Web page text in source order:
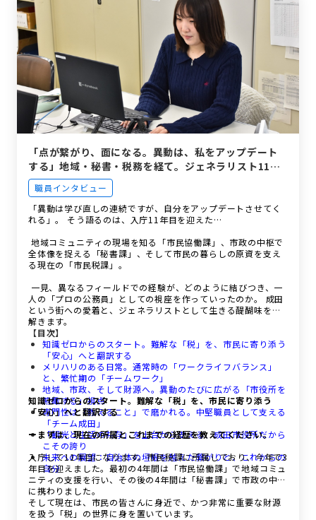
「点が繋がり、面になる。異動は、私をアップデート
する」地域・秘書・税務を経て。ジェネラリスト11年
目の等身大。
職員インタビュー
「異動は学び直しの連続ですが、自分をアップデートさせてく
れる」。 そう語るのは、入庁11年目を迎えた…
地域コミュニティの現場を知る「市民協働課」、市政の中枢で
全体像を捉える「秘書課」、そして市民の暮らしの原資を支え
る現在の「市民税課」。
一見、異なるフィールドでの経験が、どのように結びつき、一
人の「プロの公務員」としての視座を作っていったのか。 成田
という街への愛着と、ジェネラリストとして生きる醍醐味を紐
解きます。
【目次】
知識ゼロからのスタート。難解な「税」を、市民に寄り添う
「安心」へと翻訳する
メリハリのある日常。通常時の「ワークライフバランス」
と、繁忙期の「チームワーク」
地域、市政、そして財源へ。異動のたびに広がる「市役所を
俯瞰する」視点
専門性は「教えること」で磨かれる。中堅職員として支える
「チーム成田」
「観光と生活の共存」を土台から支える、成田市役所だから
こその誇り
未来への展望：自治体の垣根を越えた繋がりと、これからの
自分
知識ゼロからのスタート。難解な「税」を、市民に寄り添う
「安心」へと翻訳する
ーまずは、現在の所属とこれまでの経歴を教えてください。
入庁して11年目になります。市民税課に所属しており、今年で3
年目を迎えました。最初の4年間は「市民協働課」で地域コミュ
ニティの支援を行い、その後の4年間は「秘書課」で市政の中枢
に携わりました。
そして現在は、市民の皆さんに身近で、かつ非常に重要な財源
を扱う「税」の世界に身を置いています。